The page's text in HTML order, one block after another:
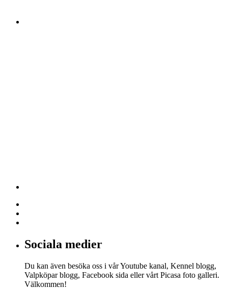
Sociala medier
Du kan även besöka oss i vår Youtube kanal, Kennel blogg,
Valpköpar blogg, Facebook sida eller vårt Picasa foto galleri.
Välkommen!